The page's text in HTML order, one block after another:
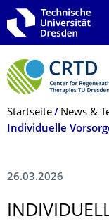
Zur Hauptnavigation
Zur Suche springen
Zum Inhalt springen
Breadcrumb-Menü
Startseite News &
26.03.2026